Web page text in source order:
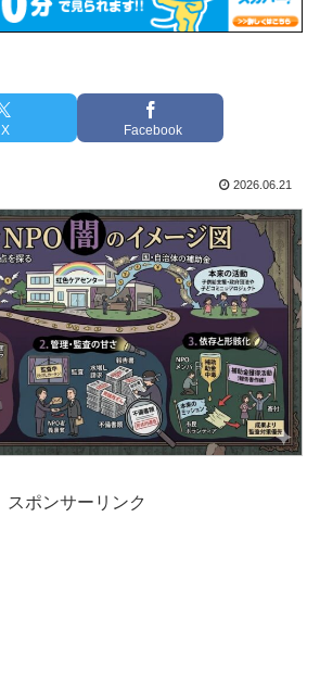
X Facebook
2026.06.21
スポンサーリンク